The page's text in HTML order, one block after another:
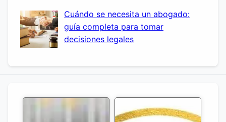
Cuándo se necesita un abogado:
guía completa para tomar
decisiones legales